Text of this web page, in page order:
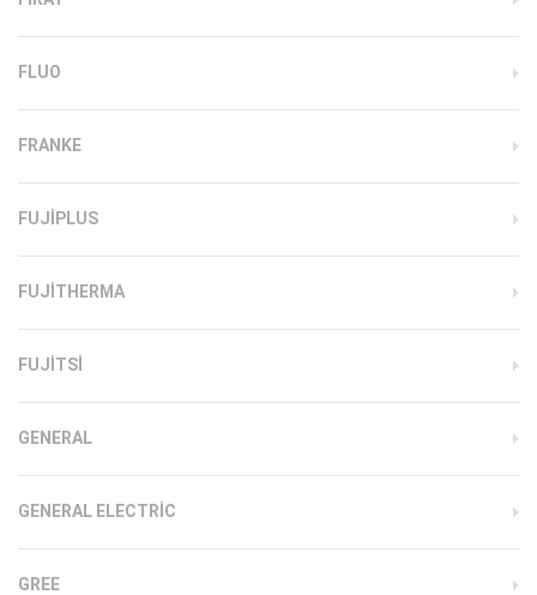
FLUO
FRANKE
FUJIPLUS
FUJITHERMA
FUJITSI
GENERAL
GENERAL ELECTRIC
GREE